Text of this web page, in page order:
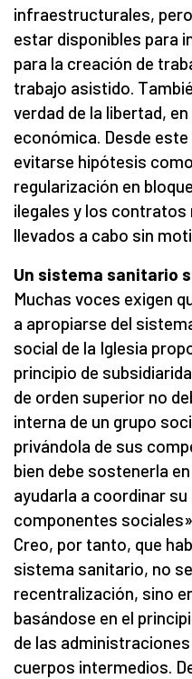
infraestructurales,
estar disponibles para
para la creación de
trabajo asistido.
verdad de la libertad,
económica. Desde
evitarse hipótesis
regularización en
ilegales y los contratos
llevados a cabo sin
Un sistema sanitario
Muchas voces exigen
a apropiarse del
social de la Iglesia
principio de
de orden superior no
interna de un grupo
privándola de sus
bien debe sostenerla
ayudarla a coordinar
componentes
Creo, por tanto, que
sistema sanitario, no
recentralización, sino
basándose en el
de las
cuerpos intermedios.